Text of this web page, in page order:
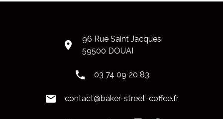
place
96 Rue Saint Jacques
59500 DOUAI
phone 03 74 09 20 83
mail contact@baker-street-coffee.fr